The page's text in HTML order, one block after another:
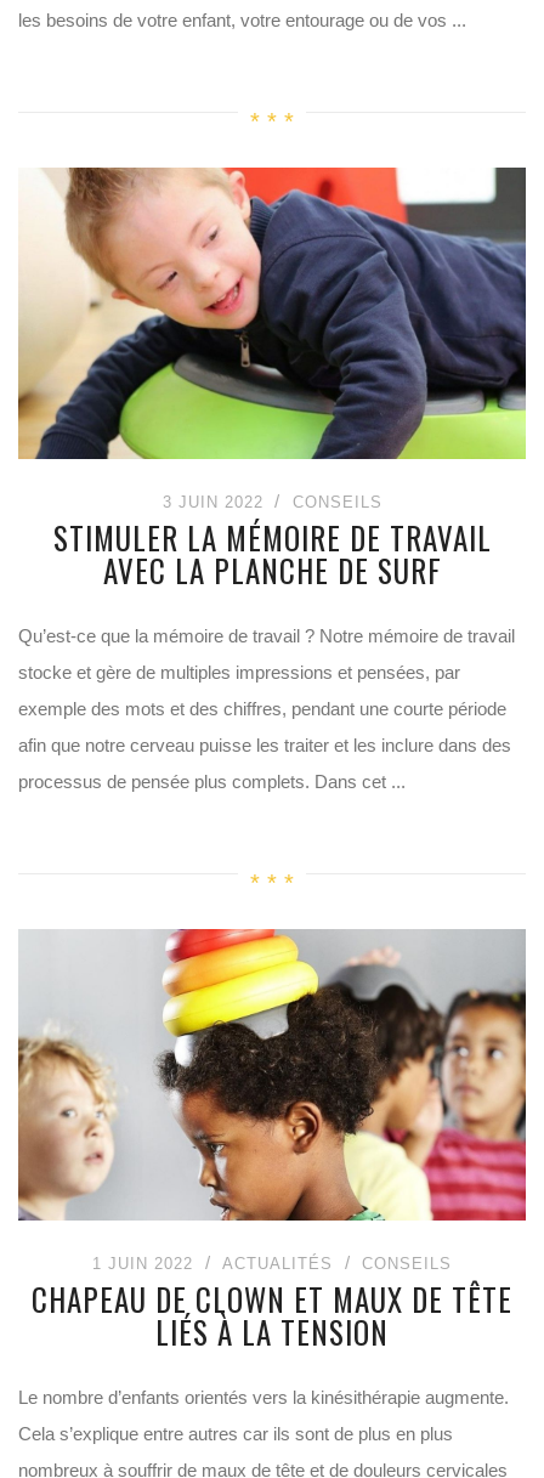
les besoins de votre enfant, votre entourage ou de vos ...
3 JUIN 2022 CONSEILS
STIMULER LA MÉMOIRE DE TRAVAIL
AVEC LA PLANCHE DE SURF
Qu’est-ce que la mémoire de travail ? Notre mémoire de travail
stocke et gère de multiples impressions et pensées, par
exemple des mots et des chiffres, pendant une courte période
afin que notre cerveau puisse les traiter et les inclure dans des
processus de pensée plus complets. Dans cet ...
1 JUIN 2022 ACTUALITÉS CONSEILS
CHAPEAU DE CLOWN ET MAUX DE TÊTE
LIÉS À LA TENSION
Le nombre d’enfants orientés vers la kinésithérapie augmente.
Cela s’explique entre autres car ils sont de plus en plus
nombreux à souffrir de maux de tête et de douleurs cervicales